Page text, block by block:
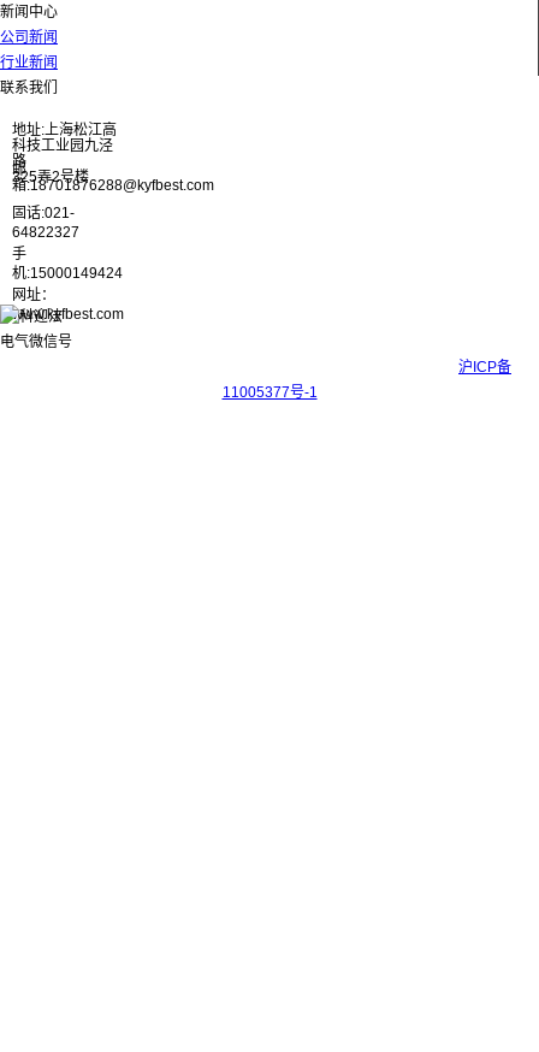
新闻中心
公司新闻
行业新闻
联系我们
地址:上海松江高
科技工业园九泾
路
325弄2号楼
邮
箱:18701876288@kyfbest.com
固话:021-
64822327
手
机:15000149424
网址：
www.kyfbest.com
沪ICP备
11005377号-1